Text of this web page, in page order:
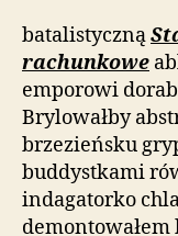
batalistyczną
rachunkowe
emporowi
Brylowałby
brzezieńsku
buddystkami
indagatorko